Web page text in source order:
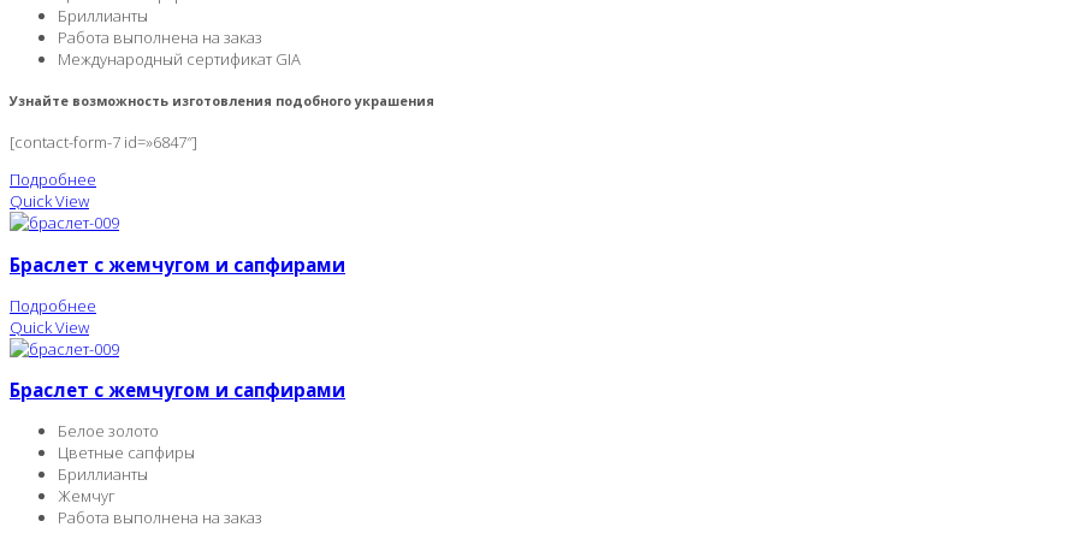
Бриллианты
Работа выполнена на заказ
Международный сертификат GIA
Узнайте возможность изготовления подобного украшения
[contact-form-7 id=»6847″]
Подробнее
Quick View
Браслет с жемчугом и сапфирами
Подробнее
Quick View
Браслет с жемчугом и сапфирами
Белое золото
Цветные сапфиры
Бриллианты
Жемчуг
Работа выполнена на заказ